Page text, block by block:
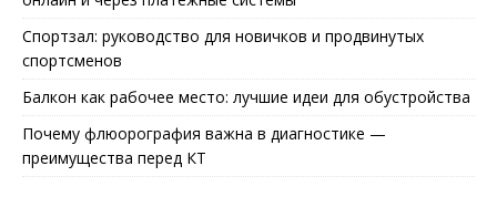
Спортзал: руководство для новичков и продвинутых
спортсменов
Балкон как рабочее место: лучшие идеи для обустройства
Почему флюорография важна в диагностике —
преимущества перед КТ